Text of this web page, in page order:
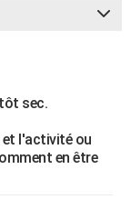
sec.
et l'activité ou
en être